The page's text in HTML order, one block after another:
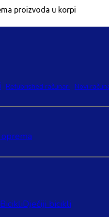
proizvoda u korpi
Refubrished računari Novi
BicikliDječiji bicikli